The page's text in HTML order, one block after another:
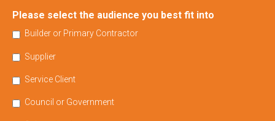
Please select the audience you best fit into
Builder or Primary Contractor
Supplier
Service Client
Council or Government